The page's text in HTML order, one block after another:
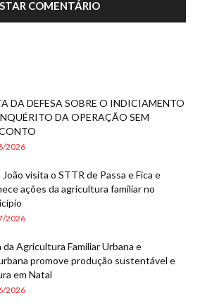
DA DEFESA SOBRE O INDICIAMENTO
DA OPERAÇÃO SEM
2026
João visita o STTR de Passa e Fica e
ações da agricultura familiar no
2026
da Agricultura Familiar Urbana e
promove produção sustentável e
em Natal
2026